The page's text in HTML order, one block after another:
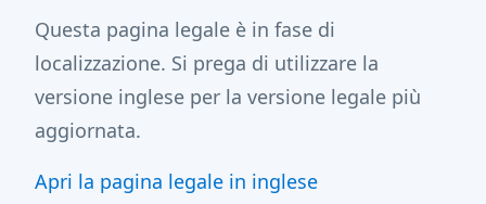
Questa pagina legale è in fase di
localizzazione. Si prega di utilizzare la
versione inglese per la versione legale più
aggiornata.
Apri la pagina legale in inglese